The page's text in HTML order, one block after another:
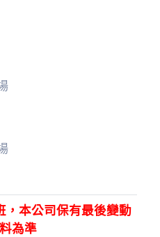
，本公司保有最後變動
為準